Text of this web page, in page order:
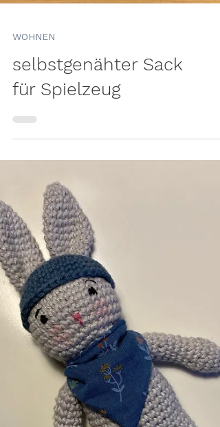
WOHNEN
selbstgenähter Sack
für Spielzeug